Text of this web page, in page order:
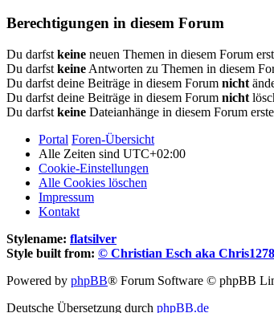
Berechtigungen in diesem Forum
Du darfst keine neuen Themen in diesem Forum
Du darfst keine Antworten zu Themen in diesem
Du darfst deine Beiträge in diesem Forum nicht
Du darfst deine Beiträge in diesem Forum nicht
Du darfst keine Dateianhänge in diesem Forum
Portal Foren-Übersicht
Alle Zeiten sind UTC+02:00
Cookie-Einstellungen
Alle Cookies löschen
Impressum
Kontakt
Stylename: flatsilver
Style built from: © Christian Esch aka Chris1278
Powered by phpBB® Forum Software © phpBB
Deutsche Übersetzung durch phpBB.de